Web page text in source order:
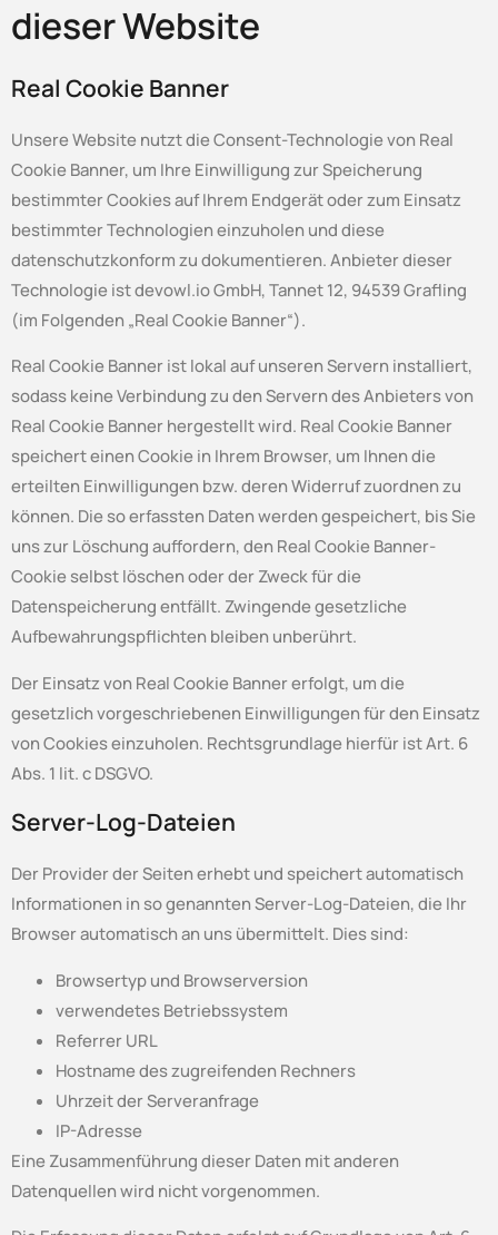
dieser Website
Real Cookie Banner
Unsere Website nutzt die Consent-Technologie von Real
Cookie Banner, um Ihre Einwilligung zur Speicherung
bestimmter Cookies auf Ihrem Endgerät oder zum Einsatz
bestimmter Technologien einzuholen und diese
datenschutzkonform zu dokumentieren. Anbieter dieser
Technologie ist devowl.io GmbH, Tannet 12, 94539 Grafling
(im Folgenden „Real Cookie Banner“).
Real Cookie Banner ist lokal auf unseren Servern installiert,
sodass keine Verbindung zu den Servern des Anbieters von
Real Cookie Banner hergestellt wird. Real Cookie Banner
speichert einen Cookie in Ihrem Browser, um Ihnen die
erteilten Einwilligungen bzw. deren Widerruf zuordnen zu
können. Die so erfassten Daten werden gespeichert, bis Sie
uns zur Löschung auffordern, den Real Cookie Banner-
Cookie selbst löschen oder der Zweck für die
Datenspeicherung entfällt. Zwingende gesetzliche
Aufbewahrungspflichten bleiben unberührt.
Der Einsatz von Real Cookie Banner erfolgt, um die
gesetzlich vorgeschriebenen Einwilligungen für den Einsatz
von Cookies einzuholen. Rechtsgrundlage hierfür ist Art. 6
Abs. 1 lit. c DSGVO.
Server-Log-Dateien
Der Provider der Seiten erhebt und speichert automatisch
Informationen in so genannten Server-Log-Dateien, die Ihr
Browser automatisch an uns übermittelt. Dies sind:
Browsertyp und Browserversion
verwendetes Betriebssystem
Referrer URL
Hostname des zugreifenden Rechners
Uhrzeit der Serveranfrage
IP-Adresse
Eine Zusammenführung dieser Daten mit anderen
Datenquellen wird nicht vorgenommen.